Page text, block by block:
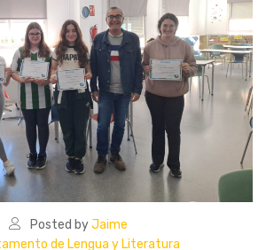
Posted byJaime
de Lengua y Literatura